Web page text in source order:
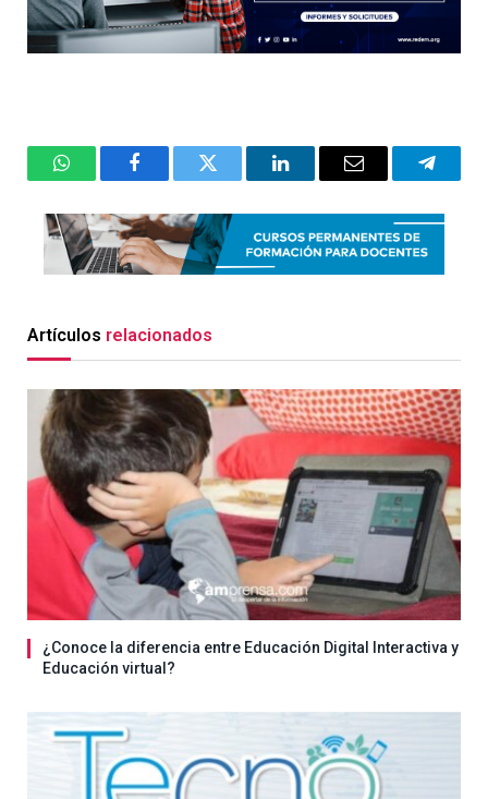
WhatsAppFacebookTwitter LinkedInEmail
Artículos relacionados
¿Conoce la diferencia entre Educación Digital Interactiva y
Educación virtual?